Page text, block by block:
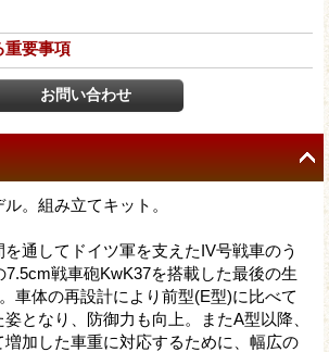
重要事項
。組み立てキット。
通してドイツ軍を支えたIV号戦車のう
7.5cm戦車砲KwK37を搭載した最後の生
車体の再設計により前型(E型)に比べて
となり、防御力も向上。またA型以降、
加した車重に対応するために、幅広の